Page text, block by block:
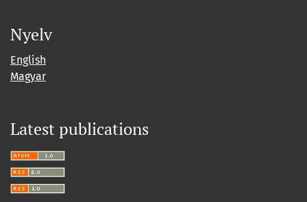
Nyelv
English
Magyar
Latest publications